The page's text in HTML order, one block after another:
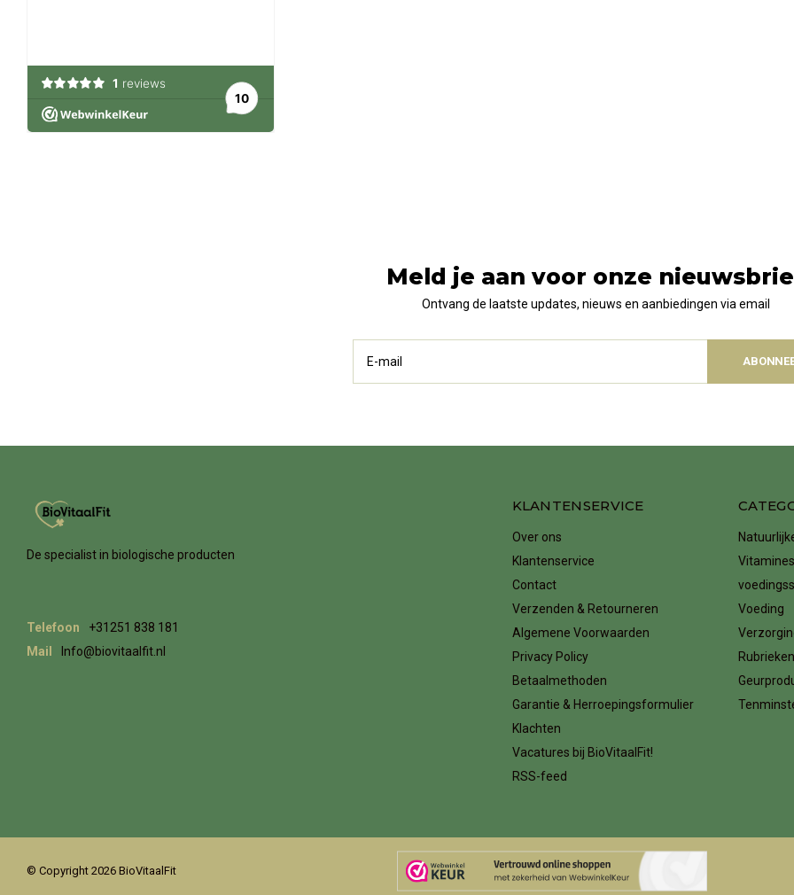
Meld je aan voor onze
Ontvang de laatste updates, nieuws en aanbiedingen via email
De specialist in biologische producten
Telefoon
+31251 838 181
Mail
Info@biovitaalfit.nl
KLANTENSERVICE
Over ons
Klantenservice
Contact
Verzenden & Retourneren
Algemene Voorwaarden
Privacy Policy
Betaalmethoden
Garantie & Herroepingsformulier
Klachten
Vacatures bij BioVitaalFit!
RSS-feed
Voeding
Rubrieken
© Copyright 2026 BioVitaalFit